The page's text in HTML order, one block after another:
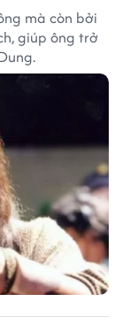
mà còn bởi
giúp ông trở